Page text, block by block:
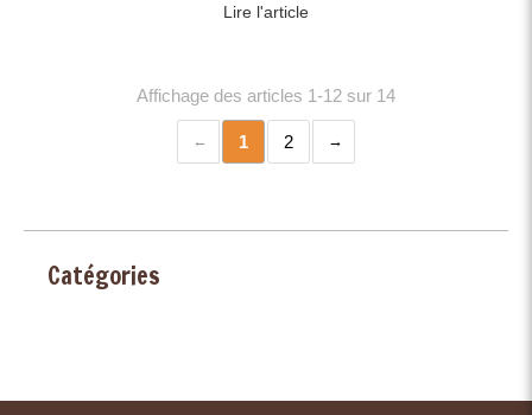
Lire l'article
Affichage des articles 1-12 sur 14
1 2
Catégories